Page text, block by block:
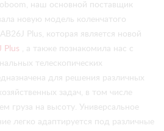
наш основной поставщик
новую модель коленчатого
Plus, которая является новой
Plus , а также познакомила нас с
телескопических
для решения различных
задач, в том числе
груза на высоту. Универсальное
легко адаптируется под различные